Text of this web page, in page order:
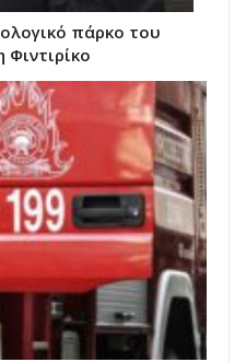
πάρκο του